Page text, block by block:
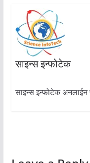
साइन्स इन्फोटेक
साइन्स इन्फोटेक अनलाईन